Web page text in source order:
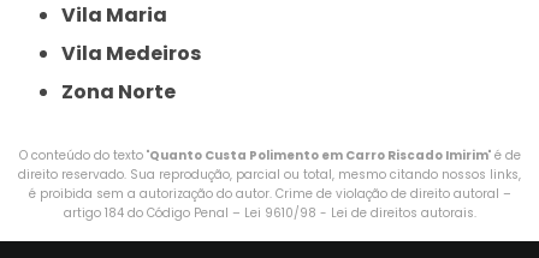
Vila Maria
Vila Medeiros
Zona Norte
O conteúdo do texto "Quanto Custa Polimento em Carro Riscado Imirim" é de
direito reservado. Sua reprodução, parcial ou total, mesmo citando nossos links,
é proibida sem a autorização do autor. Crime de violação de direito autoral –
artigo 184 do Código Penal – Lei 9610/98 - Lei de direitos autorais.